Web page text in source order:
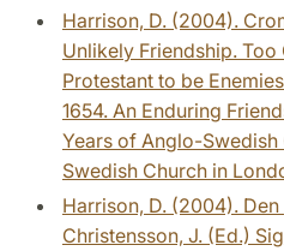
Harrison, D. (2004).
Unlikely Friendship.
Protestant to be
1654. An Enduring
Years of Anglo-
Swedish Church in
Harrison, D. (2004).
Christensson, J. (Ed.)